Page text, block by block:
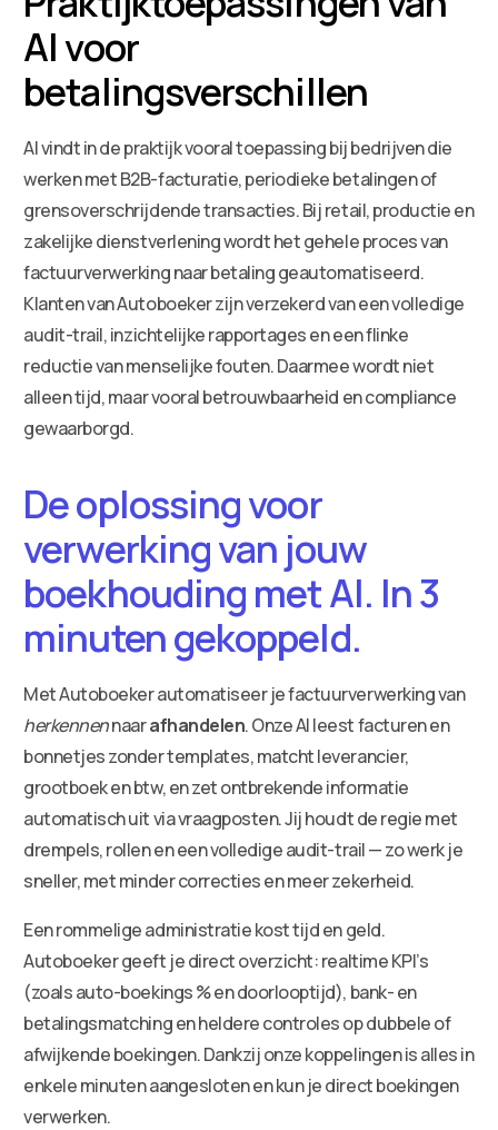
AI voor
betalingsverschillen
AI vindt in de praktijk vooral toepassing bij bedrijven die
werken met B2B-facturatie, periodieke betalingen of
grensoverschrijdende transacties. Bij retail, productie en
zakelijke dienstverlening wordt het gehele proces van
factuurverwerking naar betaling geautomatiseerd.
Klanten van Autoboeker zijn verzekerd van een volledige
audit-trail, inzichtelijke rapportages en een flinke
reductie van menselijke fouten. Daarmee wordt niet
alleen tijd, maar vooral betrouwbaarheid en compliance
gewaarborgd.
De oplossing voor
verwerking van jouw
boekhouding met AI. In 3
minuten gekoppeld.
Met Autoboeker automatiseer je factuurverwerking van
herkennennaarafhandelen. Onze AI leest facturen en
bonnetjes zonder templates, matcht leverancier,
grootboek en btw, en zet ontbrekende informatie
automatisch uit via vraagposten. Jij houdt de regie met
drempels, rollen en een volledige audit-trail — zo werk je
sneller, met minder correcties en meer zekerheid.
Een rommelige administratie kost tijd en geld.
Autoboeker geeft je direct overzicht: realtime KPI’s
(zoals auto-boekings % en doorlooptijd), bank- en
betalingsmatching en heldere controles op dubbele of
afwijkende boekingen. Dankzij onze koppelingen is alles in
enkele minuten aangesloten en kun je direct boekingen
verwerken.